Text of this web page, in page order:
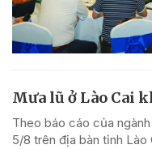
Mưa lũ ở Lào Cai
Theo báo cáo của
5/8 trên địa bàn tỉnh Lào